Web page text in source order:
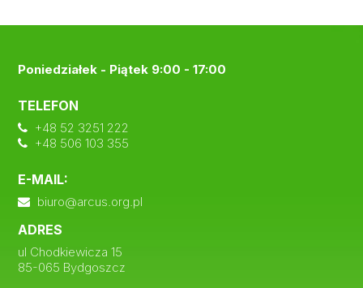
Poniedziałek - Piątek 9:00 - 17:00
TELEFON
+48 52 3251 222
+48 506 103 355
E-MAIL:
biuro@arcus.org.pl
ADRES
ul Chodkiewicza 15
85-065 Bydgoszcz